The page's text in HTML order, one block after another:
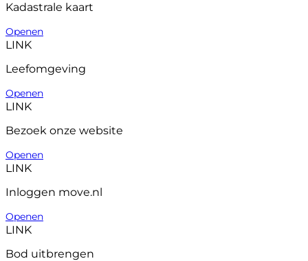
Kadastrale kaart
Openen
LINK
Leefomgeving
Openen
LINK
Bezoek onze website
Openen
LINK
Inloggen move.nl
Openen
LINK
Bod uitbrengen